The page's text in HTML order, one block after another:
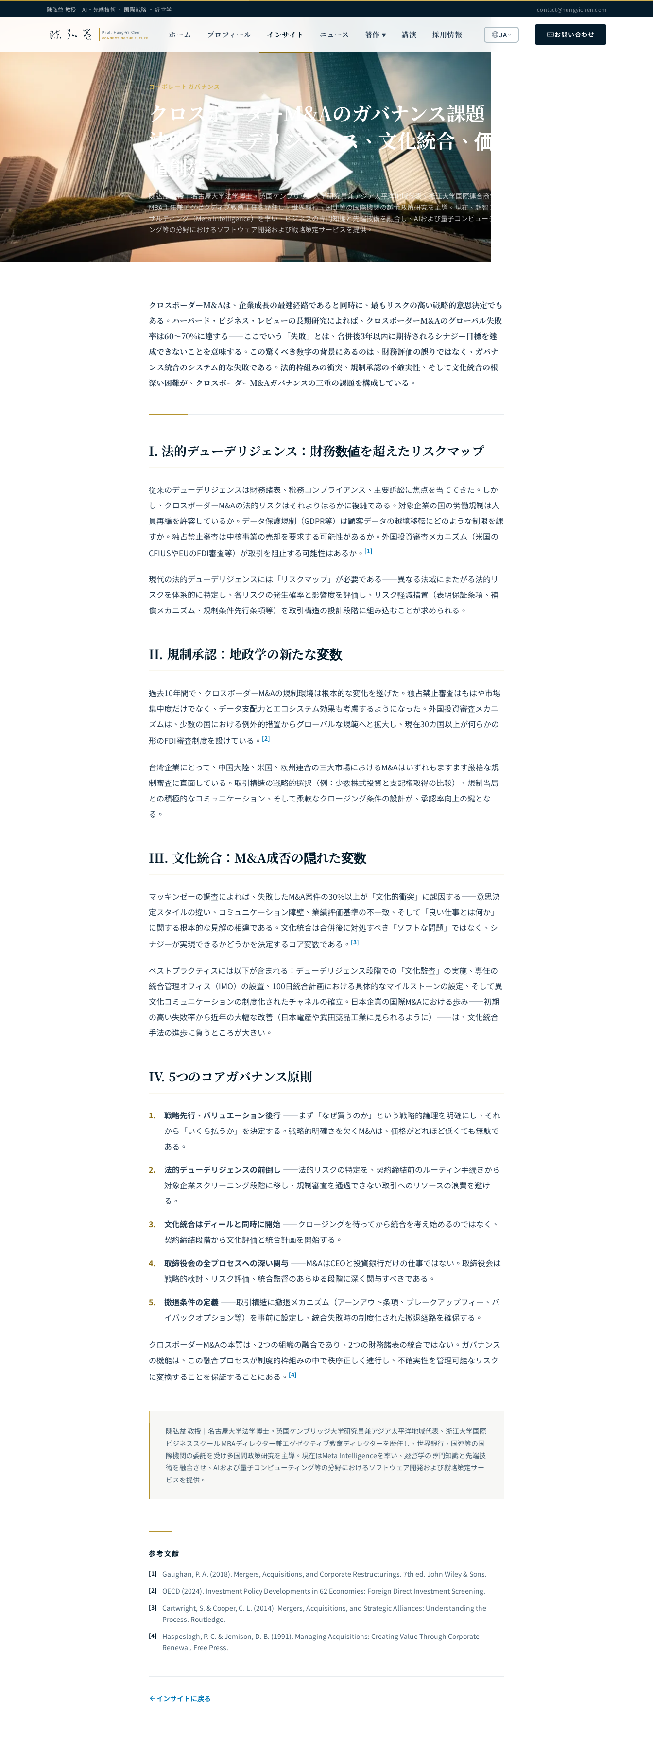
陳弘益 教授｜AI・先端技術 · 国際戦略 · 経営学 contact@hungyichen.com
ホーム プロフィール インサイト ニュース 著作 ▾ 講演 採用情報 JA お問い合わせ
コーポレートガバナンス
クロスボーダーM&Aのガバナンス課題：
法的デューデリジェンス、文化統合、価
値創造
陳弘益 教授｜名古屋大学法学博士。英国ケンブリッジ大学研究員兼アジア太平洋地域代表、浙江大学国際連合商学院
MBA主任兼エグゼクティブ教育主任を歴任し、世界銀行、国連等の国際機関の越境政策研究を主導。現在、超智コン
サルティング（Meta Intelligence）を率い、ビジネスの専門知識と先端技術を融合し、AIおよび量子コンピューティ
ング等の分野におけるソフトウェア開発および戦略策定サービスを提供。
クロスボーダーM&Aは、企業成長の最速経路であると同時に、最もリスクの高い戦略的意思決定でも
ある。ハーバード・ビジネス・レビューの長期研究によれば、クロスボーダーM&Aのグローバル失敗
率は60〜70%に達する――ここでいう「失敗」とは、合併後3年以内に期待されるシナジー目標を達
成できないことを意味する。この驚くべき数字の背景にあるのは、財務評価の誤りではなく、ガバナ
ンス統合のシステム的な失敗である。法的枠組みの衝突、規制承認の不確実性、そして文化統合の根
深い困難が、クロスボーダーM&Aガバナンスの三重の課題を構成している。
I. 法的デューデリジェンス：財務数値を超えたリスクマップ
従来のデューデリジェンスは財務諸表、税務コンプライアンス、主要訴訟に焦点を当ててきた。しか
し、クロスボーダーM&Aの法的リスクはそれよりはるかに複雑である。対象企業の国の労働規制は人
員再編を許容しているか。データ保護規制（GDPR等）は顧客データの越境移転にどのような制限を課
すか。独占禁止審査は中核事業の売却を要求する可能性があるか。外国投資審査メカニズム（米国の
CFIUSやEUのFDI審査等）が取引を阻止する可能性はあるか。 [1]
現代の法的デューデリジェンスには「リスクマップ」が必要である――異なる法域にまたがる法的リ
スクを体系的に特定し、各リスクの発生確率と影響度を評価し、リスク軽減措置（表明保証条項、補
償メカニズム、規制条件先行条項等）を取引構造の設計段階に組み込むことが求められる。
II. 規制承認：地政学の新たな変数
過去10年間で、クロスボーダーM&Aの規制環境は根本的な変化を遂げた。独占禁止審査はもはや市場
集中度だけでなく、データ支配力とエコシステム効果も考慮するようになった。外国投資審査メカニ
ズムは、少数の国における例外的措置からグローバルな規範へと拡大し、現在30カ国以上が何らかの
形のFDI審査制度を設けている。 [2]
台湾企業にとって、中国大陸、米国、欧州連合の三大市場におけるM&Aはいずれもますます厳格な規
制審査に直面している。取引構造の戦略的選択（例：少数株式投資と支配権取得の比較）、規制当局
との積極的なコミュニケーション、そして柔軟なクロージング条件の設計が、承認率向上の鍵とな
る。
III. 文化統合：M&A成否の隠れた変数
マッキンゼーの調査によれば、失敗したM&A案件の30%以上が「文化的衝突」に起因する――意思決
定スタイルの違い、コミュニケーション障壁、業績評価基準の不一致、そして「良い仕事とは何か」
に関する根本的な見解の相違である。文化統合は合併後に対処すべき「ソフトな問題」ではなく、シ
ナジーが実現できるかどうかを決定するコア変数である。 [3]
ベストプラクティスには以下が含まれる：デューデリジェンス段階での「文化監査」の実施、専任の
統合管理オフィス（IMO）の設置、100日統合計画における具体的なマイルストーンの設定、そして異
文化コミュニケーションの制度化されたチャネルの確立。日本企業の国際M&Aにおける歩み――初期
の高い失敗率から近年の大幅な改善（日本電産や武田薬品工業に見られるように）――は、文化統合
手法の進歩に負うところが大きい。
IV. 5つのコアガバナンス原則
戦略先行、バリュエーション後行 ――まず「なぜ買うのか」という戦略的論理を明確にし、それ
から「いくら払うか」を決定する。戦略的明確さを欠くM&Aは、価格がどれほど低くても無駄で
ある。
法的デューデリジェンスの前倒し ――法的リスクの特定を、契約締結前のルーティン手続きから
対象企業スクリーニング段階に移し、規制審査を通過できない取引へのリソースの浪費を避け
る。
文化統合はディールと同時に開始 ――クロージングを待ってから統合を考え始めるのではなく、
契約締結段階から文化評価と統合計画を開始する。
取締役会の全プロセスへの深い関与 ――M&AはCEOと投資銀行だけの仕事ではない。取締役会は
戦略的検討、リスク評価、統合監督のあらゆる段階に深く関与すべきである。
撤退条件の定義 ――取引構造に撤退メカニズム（アーンアウト条項、ブレークアップフィー、バ
イバックオプション等）を事前に設定し、統合失敗時の制度化された撤退経路を確保する。
クロスボーダーM&Aの本質は、2つの組織の融合であり、2つの財務諸表の統合ではない。ガバナンス
の機能は、この融合プロセスが制度的枠組みの中で秩序正しく進行し、不確実性を管理可能なリスク
に変換することを保証することにある。 [4]
陳弘益 教授｜名古屋大学法学博士。英国ケンブリッジ大学研究員兼アジア太平洋地域代表、浙江大学国際
ビジネススクール MBAディレクター兼エグゼクティブ教育ディレクターを歴任し、世界銀行、国連等の国
際機関の委託を受け多国間政策研究を主導。現在はMeta Intelligenceを率い、経営学の専門知識と先端技
術を融合させ、AIおよび量子コンピューティング等の分野におけるソフトウェア開発および戦略策定サー
ビスを提供。
参考文献
Gaughan, P. A. (2018). Mergers, Acquisitions, and Corporate Restructurings. 7th ed. John Wiley & Sons.
OECD (2024). Investment Policy Developments in 62 Economies: Foreign Direct Investment Screening.
Cartwright, S. & Cooper, C. L. (2014). Mergers, Acquisitions, and Strategic Alliances: Understanding the
Process. Routledge.
Haspeslagh, P. C. & Jemison, D. B. (1991). Managing Acquisitions: Creating Value Through Corporate
Renewal. Free Press.
インサイトに戻る